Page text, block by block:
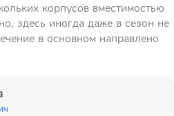
корпусов вместимостью
здесь иногда даже в сезон не
в основном направлено